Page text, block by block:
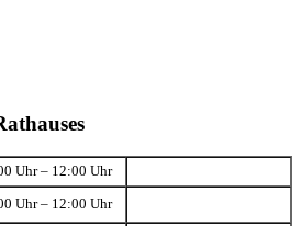
Uhr – 12:00 Uhr
Uhr – 12:00 Uhr